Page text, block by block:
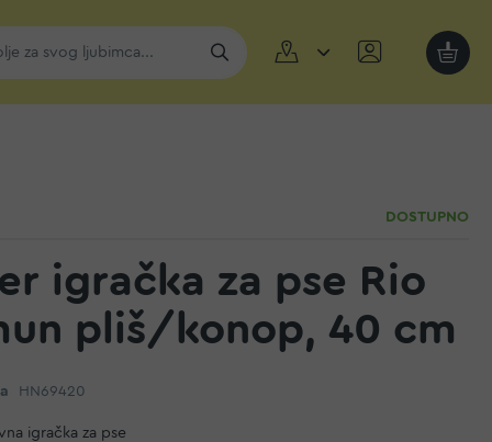
Moja
DOSTUPNO
igračka za pse Rio
pliš/konop, 40 cm
HN69420
igračka za pse